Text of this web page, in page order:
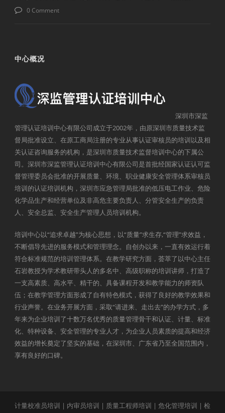
0 Comment
中心概况
深圳市深监
管理认证培训中心有限公司成立于2002年，由原深圳市质量技术监
督局批准设立、在原工商局注册的专业从事认证审核员的培训以及相
关认证咨询服务的机构，是深圳市质量技术监督培训中心的下属公
司。深圳市深监管理认证培训中心有限公司是首批经国家认证认可监
督管理委员会批准的开展质量、环境、职业健康安全管理体系审核员
培训的认证培训机构，深圳市应急管理局批准的低压电工作业、危险
化学品生产和经营单位及非高危主要负责人、分管安全生产的负责
人、安全总监、安全生产管理人员培训机构。
培训中心以“追求卓越”为核心思想，以“质量”求生存,“管理”求效益，
不断倡导先进的服务模式和管理理念。自创办以来，一直有效运行着
符合标准规范的培训管理体系。在教学研究方面，荟萃了以中心主任
石岩教授为学术教研带头人的多名中、高级职称的培训讲师，打造了
一支高素质、高水平、精干的、具备课程开发和教学能力的师资队
伍；在教学管理方面形成了自有特色模式，获得了良好的教学效果和
行业声誉。在业务开展方面，采取“请进来、走出去”的办学方式，多
年来为企业培训了十数万名优秀的质量管理骨干和认证、计量、标准
化、特种设备、安全管理的专业人才，为企业人员素质的提高和经济
效益的增长奠定了坚实的基础，在深圳市、广东省乃至全国范围内，
享有良好的口碑。
计量校准员培训 | 内审员培训 | 质量工程师培训 | 危化管理培训 | 检